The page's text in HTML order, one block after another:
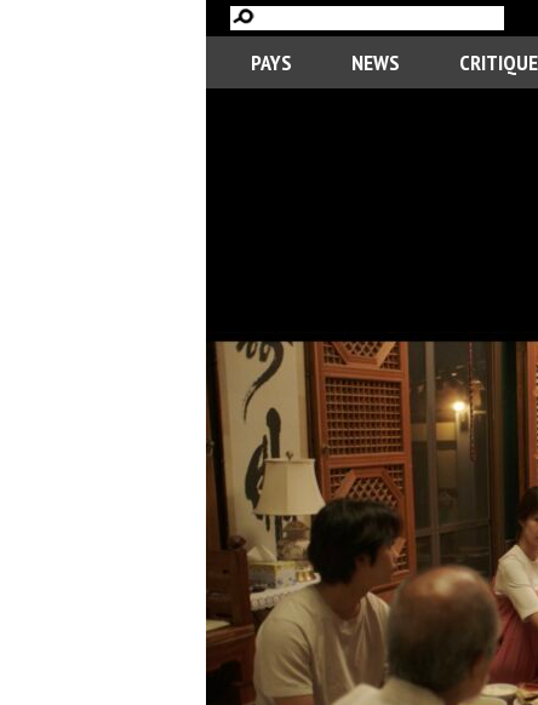
PAYS NEWS CRITIQUE